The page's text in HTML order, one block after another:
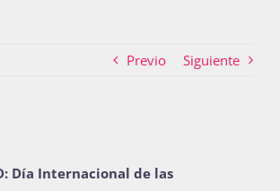
La Boletina
Previo Siguiente
Día Internacional de las